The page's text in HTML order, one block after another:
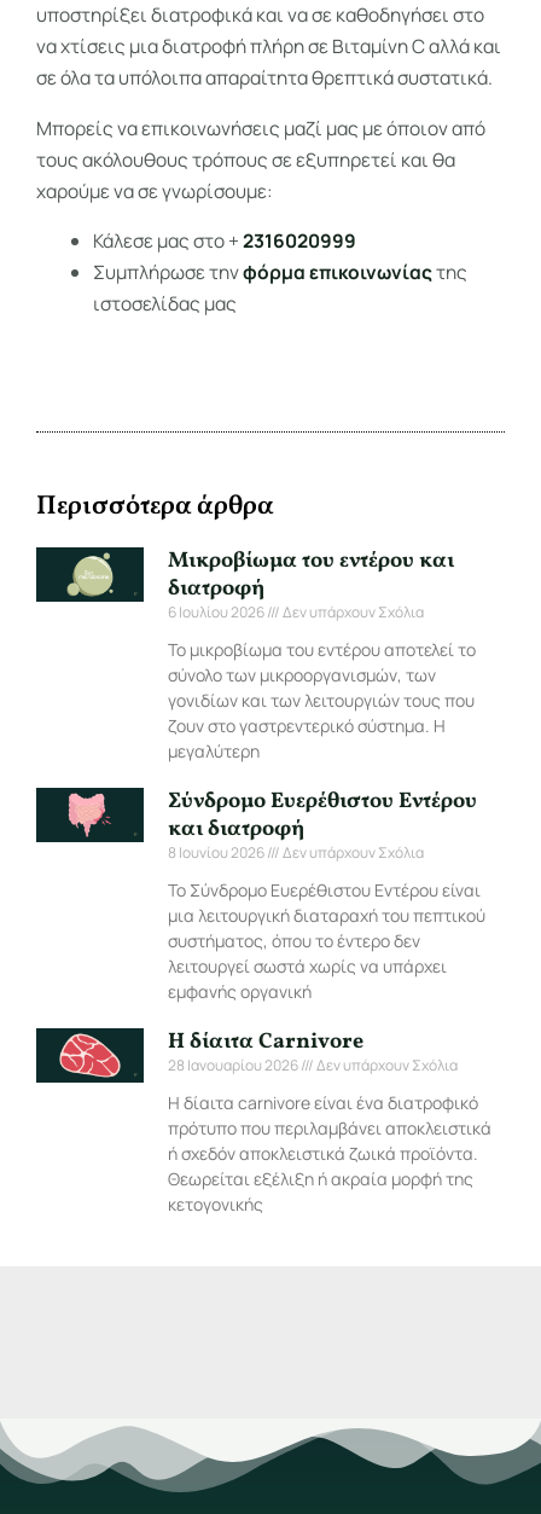
υποστηρίξει διατροφικά και να σε καθοδηγήσει στο
να χτίσεις μια διατροφή πλήρη σε Βιταμίνη C αλλά και
σε όλα τα υπόλοιπα απαραίτητα θρεπτικά συστατικά.
Μπορείς να επικοινωνήσεις μαζί μας με όποιον από
τους ακόλουθους τρόπους σε εξυπηρετεί και θα
χαρούμε να σε γνωρίσουμε:
Κάλεσε μας στο +2316020999
Συμπλήρωσε τηνφόρμα επικοινωνίαςτης
ιστοσελίδας μας
Περισσότερα άρθρα
Μικροβίωμα του εντέρου και
διατροφή
6 Ιουλίου 2026 Δεν υπάρχουν Σχόλια
Το μικροβίωμα του εντέρου αποτελεί το
σύνολο των μικροοργανισμών, των
γονιδίων και των λειτουργιών τους που
ζουν στο γαστρεντερικό σύστημα. Η
μεγαλύτερη
Σύνδρομο Ευερέθιστου Εντέρου
και διατροφή
8 Ιουνίου 2026 Δεν υπάρχουν Σχόλια
Το Σύνδρομο Ευερέθιστου Εντέρου είναι
μια λειτουργική διαταραχή του πεπτικού
συστήματος, όπου το έντερο δεν
λειτουργεί σωστά χωρίς να υπάρχει
εμφανής οργανική
Η δίαιτα Carnivore
28 Ιανουαρίου 2026 Δεν υπάρχουν Σχόλια
Η δίαιτα carnivore είναι ένα διατροφικό
πρότυπο που περιλαμβάνει αποκλειστικά
ή σχεδόν αποκλειστικά ζωικά προϊόντα.
Θεωρείται εξέλιξη ή ακραία μορφή της
κετογονικής